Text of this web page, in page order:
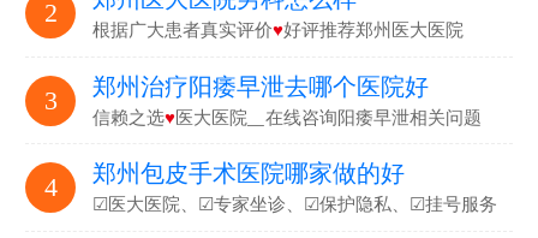
2
根据广大患者真实评价♥好评推荐郑州医大医院
3 郑州治疗阳痿早泄去哪个医院好
信赖之选♥医大医院▁在线咨询阳痿早泄相关问题
4 郑州包皮手术医院哪家做的好
☑医大医院、☑专家坐诊、☑保护隐私、☑挂号服务